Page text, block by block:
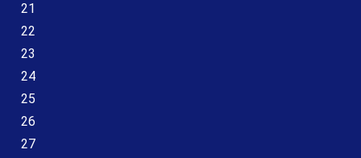
21
22
23
24
25
26
27